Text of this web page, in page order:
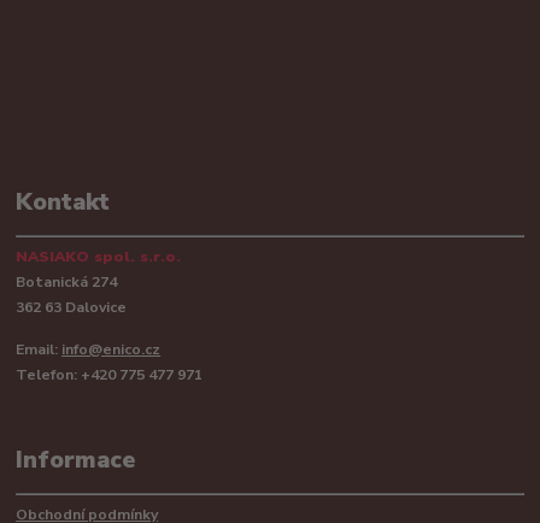
Kontakt
NASIAKO spol. s.r.o.
Botanická 274
362 63 Dalovice
Email: info@enico.cz
Telefon: +420 775 477 971
Informace
Obchodní podmínky